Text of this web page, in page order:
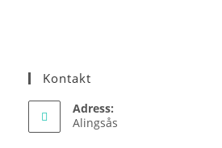
Kontakt
Adress:
Alingsås